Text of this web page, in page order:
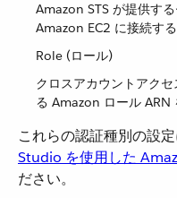
Amazon STS が提供す
Amazon EC2 に接続する
Role (ロール)
クロスアカウントアク
る Amazon ロール ARN
これらの認証種別の設定
Studio を使用した
ださい。